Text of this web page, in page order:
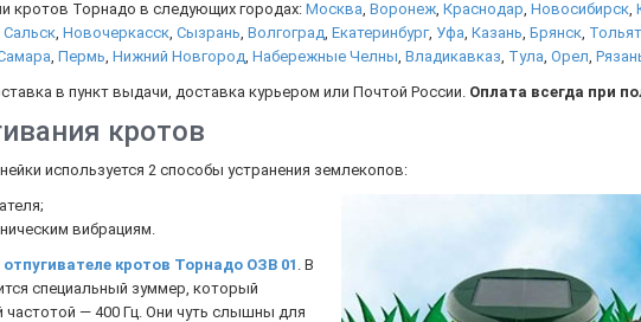
кротов Торнадо в следующих городах: Москва, Воронеж, Краснодар, Новосибирск,
Сальск, Новочеркасск, Сызрань, Волгоград, Екатеринбург, Уфа, Казань, Брянск,
, Пермь, Нижний Новгород, Набережные Челны, Владикавказ, Тула, Орел,
в пункт выдачи, доставка курьером или Почтой России. Оплата всегда при
кротов
используется 2 способы устранения землекопов:
вибрациям.
отпугивателе кротов Торнадо ОЗВ 01 . В
специальный зуммер, который
частотой — 400 Гц. Они чуть слышны для